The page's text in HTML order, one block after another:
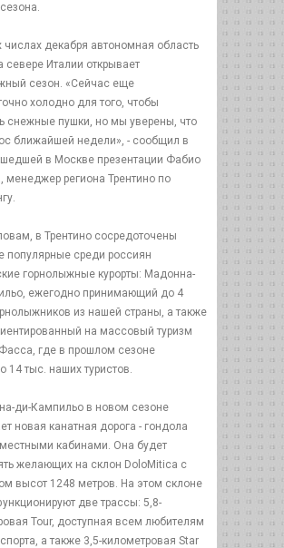
числах декабря автономная область
севере Италии открывает
сезон. «Сейчас еще
холодно для того, чтобы
снежные пушки, но мы уверены, что
ближайшей недели», - сообщил в
в Москве презентации Фабио
менеджер региона Трентино по
в Трентино сосредоточены
популярные среди россиян
горнолыжные курорты: Мадонна-
ежегодно принимающий до 4
из нашей страны, а также
на массовый туризм
где в прошлом сезоне
14 тыс. наших туристов.
ди-Кампильо в новом сезоне
новая канатная дорога - гондола
кабинами. Она будет
желающих на склон DoloMitica с
высот 1248 метров. На этом склоне
две трассы: 5,8-
Tour, доступная всем любителям
а также 3,5-километровая Star